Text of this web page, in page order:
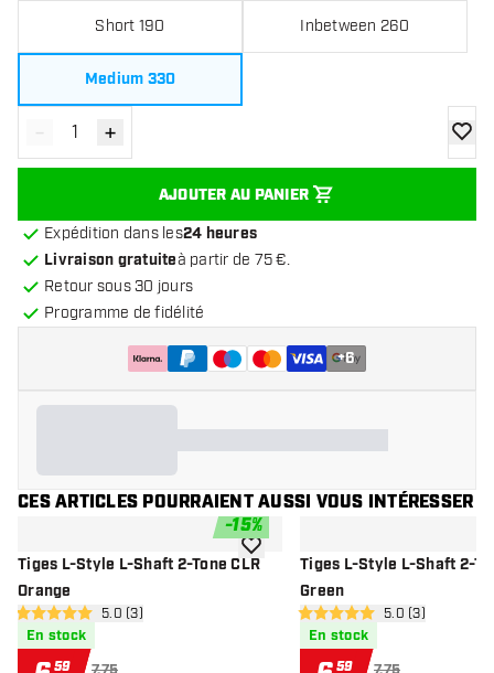
Short 190 Inbetween 260
Medium 330
Diminuer la quantité
- Augmenter la quantité
+
AJOUTER AU PANIER
Expédition dans les24 heures
Livraison gratuiteà partir de 75 €.
Retour sous 30 jours
Programme de fidélité
+6
CES ARTICLES POURRAIENT AUSSI VOUS INTÉRESSER
-15%
Tiges L-Style L-Shaft 2-Tone CLR
Orange
ouvrir le panneau des avis
5 étoiles de notation
5.0 (3)
En stock
59
ajouter à la liste de souhaits
Tiges L-Style L-Shaft 2-
Green
ouvrir le
5 étoiles de notation
5.0 (3)
En stock
59